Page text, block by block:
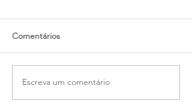
Comentários
Escreva um comentário